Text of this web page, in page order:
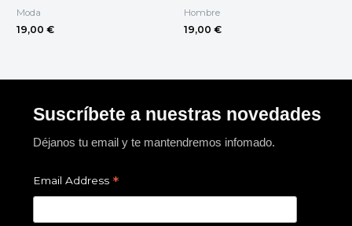
Moda
19,00 €
Hombre
19,00 €
Suscríbete a nuestras novedades
Déjanos tu email y te mantendremos infomado.
Email Address *